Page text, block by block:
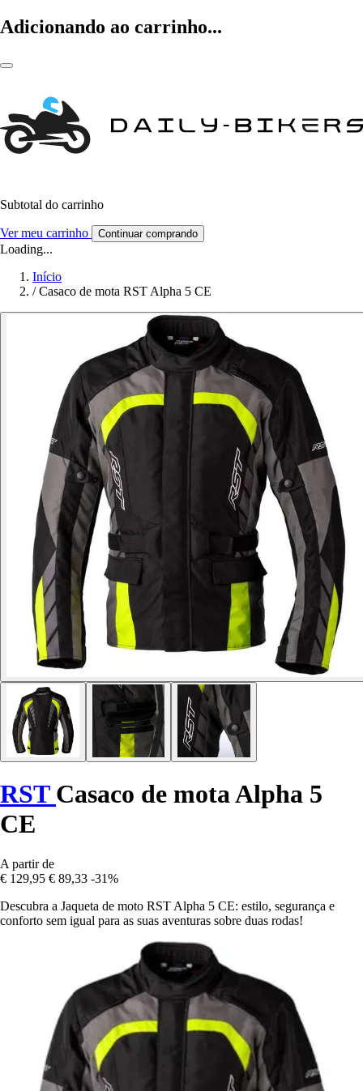
Adicionando ao carrinho...
Subtotal do carrinho
Ver meu carrinho Continuar comprando
Loading...
Início
/ Casaco de mota RST Alpha 5 CE
RST Casaco de mota Alpha 5
CE
A partir de
€ 129,95 € 89,33 -31%
Descubra a Jaqueta de moto RST Alpha 5 CE: estilo, segurança e
conforto sem igual para as suas aventuras sobre duas rodas!